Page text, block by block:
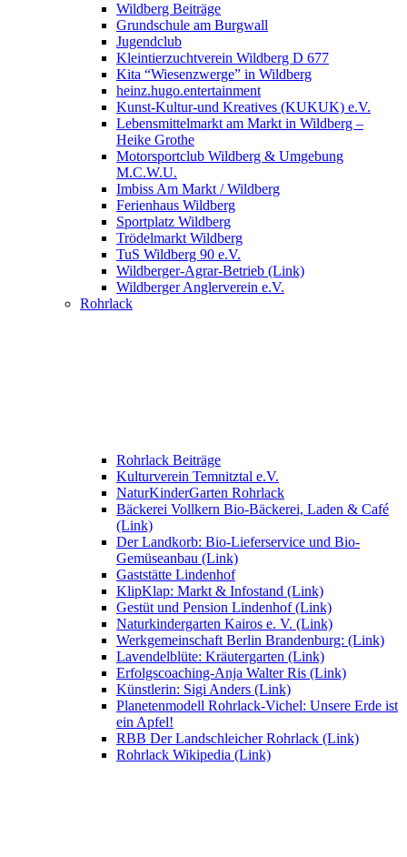
Wildberg Beiträge
Grundschule am Burgwall
Jugendclub
Kleintierzuchtverein Wildberg D 677
Kita “Wiesenzwerge” in Wildberg
heinz.hugo.entertainment
Kunst-Kultur-und Kreatives (KUKUK) e.V.
Lebensmittelmarkt am Markt in Wildberg –
Heike Grothe
Motorsportclub Wildberg & Umgebung
M.C.W.U.
Imbiss Am Markt / Wildberg
Ferienhaus Wildberg
Sportplatz Wildberg
Trödelmarkt Wildberg
TuS Wildberg 90 e.V.
Wildberger-Agrar-Betrieb (Link)
Wildberger Anglerverein e.V.
Rohrlack
Rohrlack Beiträge
Kulturverein Temnitztal e.V.
NaturKinderGarten Rohrlack
Bäckerei Vollkern Bio-Bäckerei, Laden & Café
(Link)
Der Landkorb: Bio-Lieferservice und Bio-
Gemüseanbau (Link)
Gaststätte Lindenhof
KlipKlap: Markt & Infostand (Link)
Gestüt und Pension Lindenhof (Link)
Naturkindergarten Kairos e. V. (Link)
Werkgemeinschaft Berlin Brandenburg: (Link)
Lavendelblüte: Kräutergarten (Link)
Erfolgscoaching-Anja Walter Ris (Link)
Künstlerin: Sigi Anders (Link)
Planetenmodell Rohrlack-Vichel: Unsere Erde ist
ein Apfel!
RBB Der Landschleicher Rohrlack (Link)
Rohrlack Wikipedia (Link)